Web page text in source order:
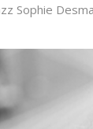
Sophie